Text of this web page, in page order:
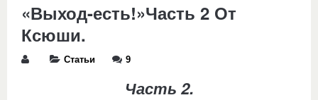
«Выход-есть!»Часть 2 От
Ксюши.
Статьи 9
Часть 2.